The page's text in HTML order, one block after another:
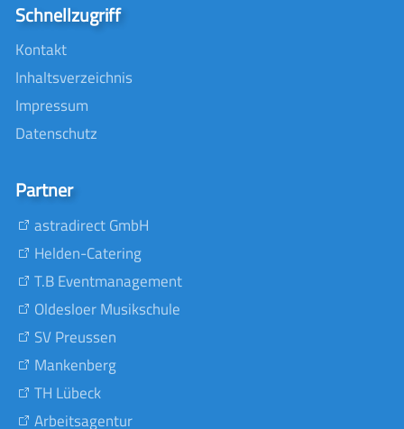
Schnellzugriff
Kontakt
Inhaltsverzeichnis
Impressum
Datenschutz
Partner
astradirect GmbH
Helden-Catering
T.B Eventmanagement
Oldesloer Musikschule
SV Preussen
Mankenberg
TH Lübeck
Arbeitsagentur